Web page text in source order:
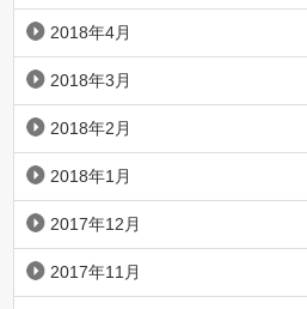
2018年4月
2018年3月
2018年2月
2018年1月
2017年12月
2017年11月